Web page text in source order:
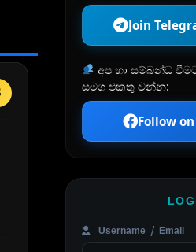
Join
අප හා සම්බන්ධ
සමග එකතු වන්න:
Follow
Username / Email